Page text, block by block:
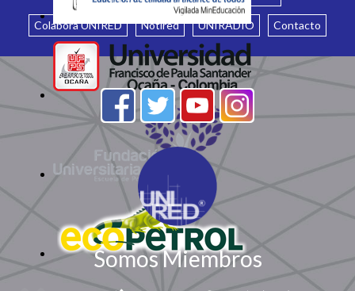
Colabora UNIRED Notired UNIRADIO Contacto
Somos Miembros